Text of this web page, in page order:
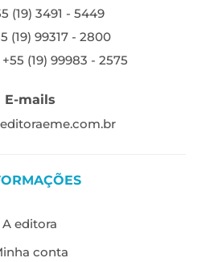
(19) 3491 - 5449
(19) 99317 - 2800
(19) 99983 - 2575
E-mails
A editora
conta